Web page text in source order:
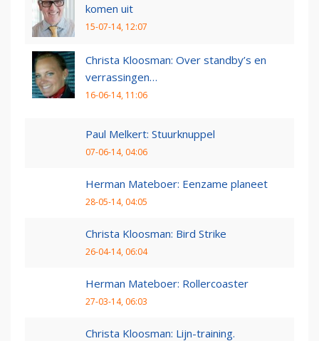
komen uit
15-07-14, 12:07
Christa Kloosman: Over standby’s en
verrassingen…
16-06-14, 11:06
Paul Melkert: Stuurknuppel
07-06-14, 04:06
Herman Mateboer: Eenzame planeet
28-05-14, 04:05
Christa Kloosman: Bird Strike
26-04-14, 06:04
Herman Mateboer: Rollercoaster
27-03-14, 06:03
Christa Kloosman: Lijn-training.